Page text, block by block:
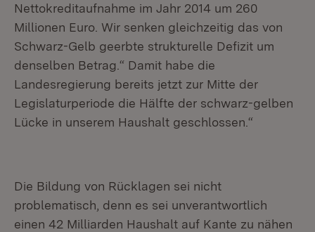
Nettokreditaufnahme im Jahr 2014 um 260
Millionen Euro. Wir senken gleichzeitig das von
Schwarz-Gelb geerbte strukturelle Defizit um
denselben Betrag.“ Damit habe die
Landesregierung bereits jetzt zur Mitte der
Legislaturperiode die Hälfte der schwarz-gelben
Lücke in unserem Haushalt geschlossen.“
Die Bildung von Rücklagen sei nicht
problematisch, denn es sei unverantwortlich
einen 42 Milliarden Haushalt auf Kante zu nähen